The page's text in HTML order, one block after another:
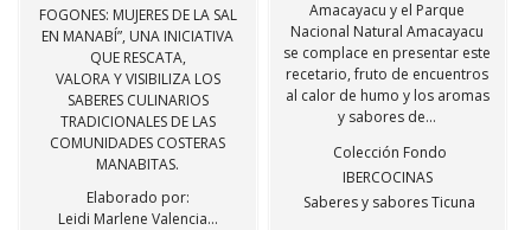
FOGONES: MUJERES DE LA SAL
EN MANABÍ”, UNA INICIATIVA
QUE RESCATA,
VALORA Y VISIBILIZA LOS
SABERES CULINARIOS
TRADICIONALES DE LAS
COMUNIDADES COSTERAS
MANABITAS.
Elaborado por:
Leidi Marlene Valencia...
Amacayacu y el Parque
Nacional Natural Amacayacu
se complace en presentar este
recetario, fruto de encuentros
al calor de humo y los aromas
y sabores de...
Colección Fondo
IBERCOCINAS
Saberes y sabores Ticuna